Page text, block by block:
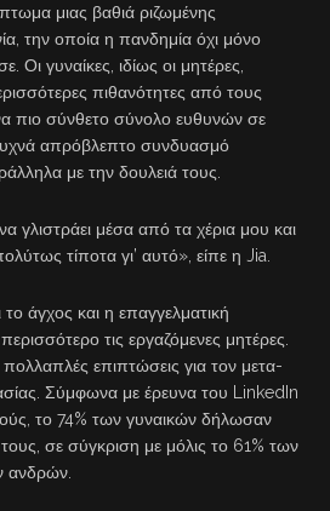
μιας βαθιά ριζωμένης
την οποία η πανδημία όχι μόνο
Οι γυναίκες, ιδίως οι μητέρες,
πιθανότητες από τους
πιο σύνθετο σύνολο ευθυνών σε
απρόβλεπτο συνδυασμό
με την δουλειά τους.
γλιστράει μέσα από τα χέρια μου και
τίποτα γι’ αυτό», είπε η Jia.
το άγχος και η επαγγελματική
τις εργαζόμενες μητέρες.
επιπτώσεις για τον μετα-
Σύμφωνα με έρευνα του LinkedIn
το 74% των γυναικών δήλωσαν
σε σύγκριση με μόλις το 61% των
ανδρών.